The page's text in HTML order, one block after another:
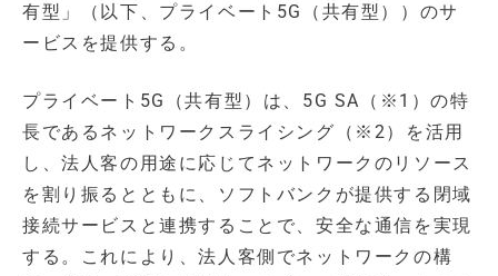
有型」（以下、プライベート5G（共有型））のサ
ービスを提供する。
プライベート5G（共有型）は、5G SA（※1）の特
長であるネットワークスライシング（※2）を活用
し、法人客の用途に応じてネットワークのリソース
を割り振るとともに、ソフトバンクが提供する閉域
接続サービスと連携することで、安全な通信を実現
する。これにより、法人客側でネットワークの構